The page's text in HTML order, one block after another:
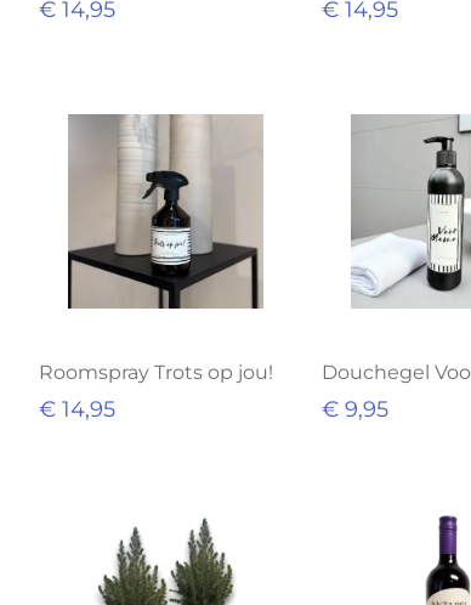
€ 14,95 € 14,95
Roomspray Trots op jou!
€ 14,95
Douchegel
€ 9,95